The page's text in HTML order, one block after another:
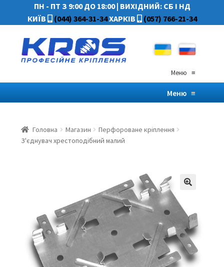
ПН - ПТ З 9:00 ДО 18:00| ВИХІДНИЙ: СБ І НД
КИЇВ
(044) 364-31-34ХАРКІВ (057) 766-21-34
Меню≡
Меню≡
Головна Магазин
Перфороване кріплення
З'єднувач хрестоподібний малий